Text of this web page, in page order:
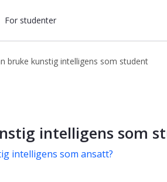
For studenter
bruke kunstig intelligens som student
intelligens som
intelligens som ansatt?